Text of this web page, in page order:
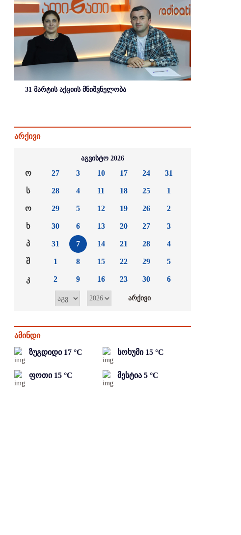
31 მარტის აქციის მნიშვნელობა
არქივი
აგვისტო 2026
ო
ს
ო
ხ
პ
შ
კ
27
28
29
30
31
1
2
3
4
5
6
7
8
9
10
11
12
13
14
15
16
17
18
19
20
21
22
23
24
25
26
27
28
29
30
31
1
2
3
4
5
6
ამინდი
ზუგდიდი 17 °C სოხუმი 15 °C
ფოთი 15 °C მესტია 5 °C